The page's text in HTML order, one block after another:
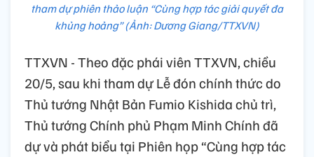
tham dự phiên thảo luận “Cùng hợp tác giải quyết đa
khủng hoảng” (Ảnh: Dương Giang/TTXVN)
TTXVN - Theo đặc phái viên TTXVN, chiều
20/5, sau khi tham dự Lễ đón chính thức do
Thủ tướng Nhật Bản Fumio Kishida chủ trì,
Thủ tướng Chính phủ Phạm Minh Chính đã
dự và phát biểu tại Phiên họp “Cùng hợp tác